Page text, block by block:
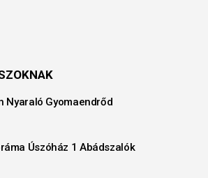
Nyaraló Gyomaendrőd
Úszóház 1 Abádszalók